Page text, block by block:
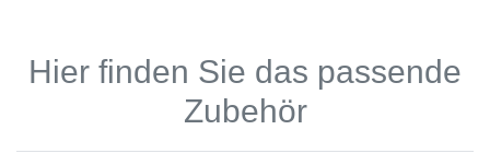
Hier finden Sie das passende
Zubehör